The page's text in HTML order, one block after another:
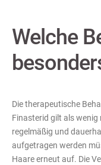
Welche
Die therapeutische
Finasterid gilt als
regelmäßig und
aufgetragen werden
Haare erneut auf. Die